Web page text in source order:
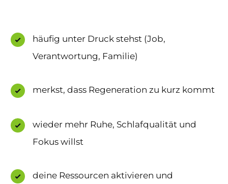
häufig unter Druck stehst (Job,
Verantwortung, Familie)
merkst, dass Regeneration zu kurz kommt
wieder mehr Ruhe, Schlafqualität und
Fokus willst
deine Ressourcen aktivieren und